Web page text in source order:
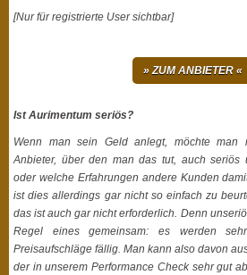
[Nur für registrierte User sichtbar]
» ZUM ANBIETER «
Ist Aurimentum seriös?
Wenn man sein Geld anlegt, möchte man
Anbieter, über den man das tut, auch seriös
oder welche Erfahrungen andere Kunden
ist dies allerdings gar nicht so einfach zu
das ist auch gar nicht erforderlich. Denn
Regel eines gemeinsam: es werden
Preisaufschläge fällig. Man kann also davon
der in unserem Performance Check sehr gut